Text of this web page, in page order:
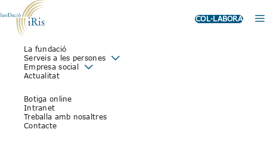
COL·LABORA
La fundació
Serveis a les persones
Empresa social
Actualitat
Botiga online
Intranet
Treballa amb nosaltres
Contacte
TALLER “JUNTS CONTRA EL
BULLYING”: SENSIBILITZACIÓ I
DEBAT AL CENTRE OCUPACIONAL
29 de juliol de 2025